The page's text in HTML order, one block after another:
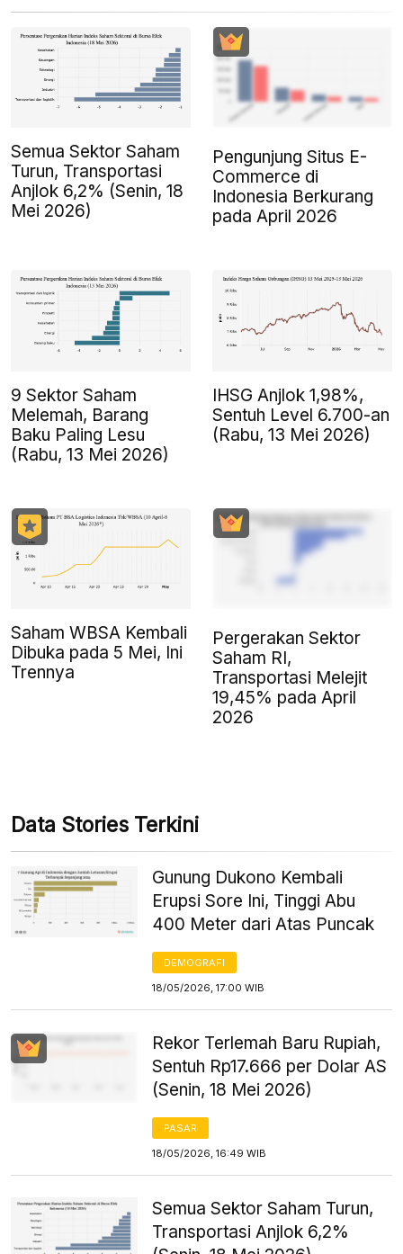
Semua Sektor Saham
Turun, Transportasi
Anjlok 6,2% (Senin, 18
Mei 2026)
Pengunjung Situs E-
Commerce di
Indonesia Berkurang
pada April 2026
9 Sektor Saham
Melemah, Barang
Baku Paling Lesu
(Rabu, 13 Mei 2026)
IHSG Anjlok 1,98%,
Sentuh Level 6.700-an
(Rabu, 13 Mei 2026)
Saham WBSA Kembali
Dibuka pada 5 Mei, Ini
Trennya
Pergerakan Sektor
Saham RI,
Transportasi Melejit
19,45% pada April
2026
Data Stories Terkini
Gunung Dukono Kembali
Erupsi Sore Ini, Tinggi Abu
400 Meter dari Atas Puncak
DEMOGRAFI
18/05/2026, 17:00 WIB
Rekor Terlemah Baru Rupiah,
Sentuh Rp17.666 per Dolar AS
(Senin, 18 Mei 2026)
PASAR
18/05/2026, 16:49 WIB
Semua Sektor Saham Turun,
Transportasi Anjlok 6,2%